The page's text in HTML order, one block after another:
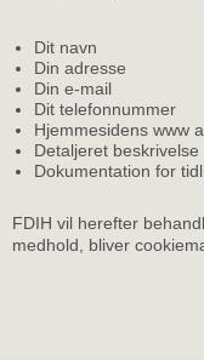
Dit navn
Din adresse
Din e-mail
Dit telefonnummer
Hjemmesidens www
Detaljeret
Dokumentation for
FDIH vil herefter
medhold, bliver